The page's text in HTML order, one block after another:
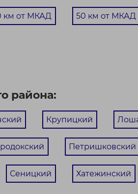
км от МКАД 50 км от МКАД
района:
Крупицкий
Петришковский
Сеницкий Хатежинский